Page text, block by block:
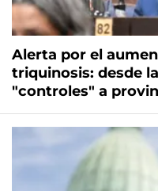
Alerta por el
triquinosis: desde
"controles" a